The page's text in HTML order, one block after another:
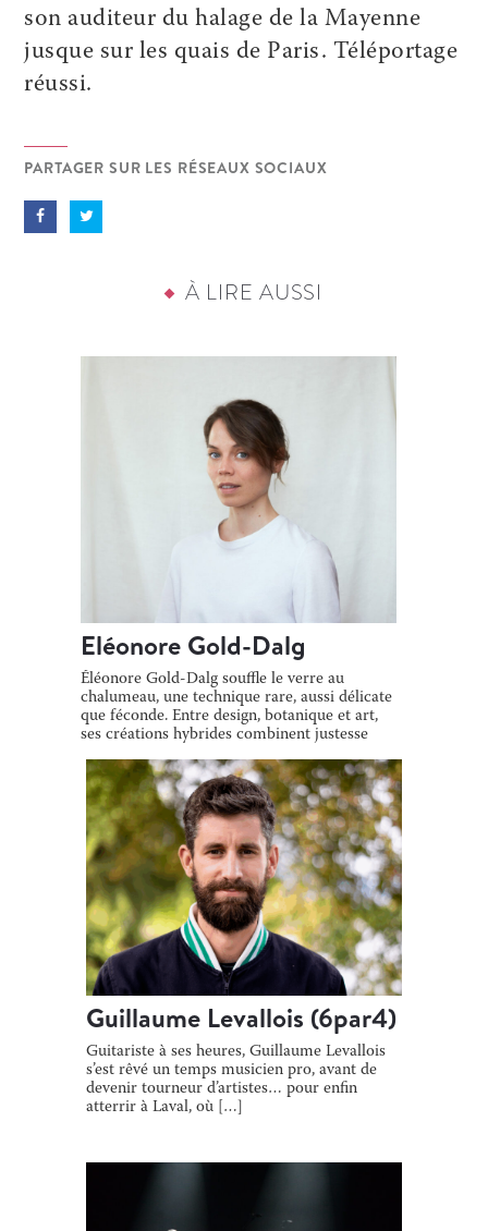
son auditeur du halage de la Mayenne
jusque sur les quais de Paris. Téléportage
réussi.
PARTAGER SUR LES RÉSEAUX SOCIAUX
À LIRE AUSSI
Eléonore Gold-Dalg
Éléonore Gold-Dalg souffle le verre au
chalumeau, une technique rare, aussi délicate
que féconde. Entre design, botanique et art,
ses créations hybrides combinent justesse
Guillaume Levallois (6par4)
Guitariste à ses heures, Guillaume Levallois
s’est rêvé un temps musicien pro, avant de
devenir tourneur d’artistes… pour enfin
atterrir à Laval, où […]